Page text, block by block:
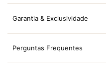
Garantia & Exclusividade
Perguntas Frequentes